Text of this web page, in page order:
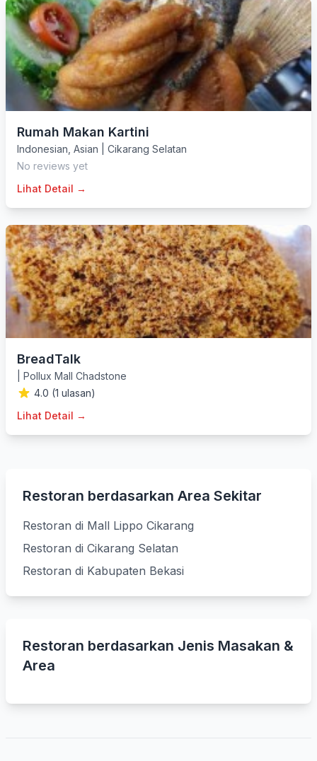
Rumah Makan Kartini
Indonesian Asian
Cikarang Selatan
No reviews yet
Lihat Detail →
BreadTalk
Pollux Mall Chadstone
4.0 (1 ulasan)
Lihat Detail →
Restoran berdasarkan Area Sekitar
Restoran di Mall Lippo Cikarang
Restoran di Cikarang Selatan
Restoran di Kabupaten Bekasi
Restoran berdasarkan Jenis Masakan &
Area